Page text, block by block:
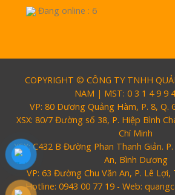
Đang online : 6
COPYRIGHT © CÔNG TY TNHH
NAM | MST: 0 3 1 4 9 9
VP: 80 Dương Quảng Hàm, P. 8, Q.
XSX: 80/7 Đường số 38, P. Hiệp Bình
Chí Minh
XSX: C432 B Đường Phan Thanh Giản.
An, Bình Dương
VP: 63 Đường Chu Văn An, P. Lê Lợi,
Hotline: 0943 00 77 19 - Web: